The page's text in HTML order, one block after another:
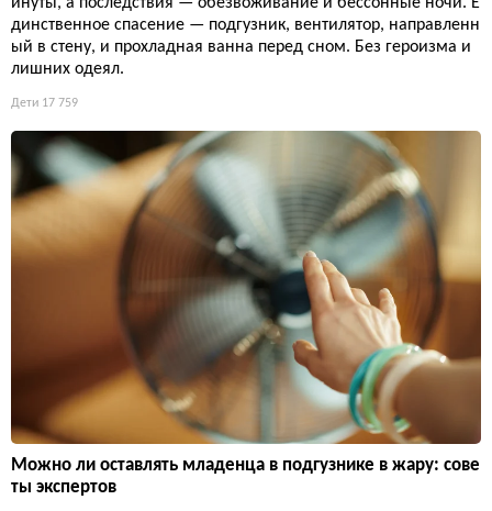
динственное спасение — подгузник, вентилятор, направленн
ый в стену, и прохладная ванна перед сном. Без героизма и
лишних одеял.
Дети 17 759
Можно ли оставлять младенца в подгузнике в жару: сове
ты экспертов